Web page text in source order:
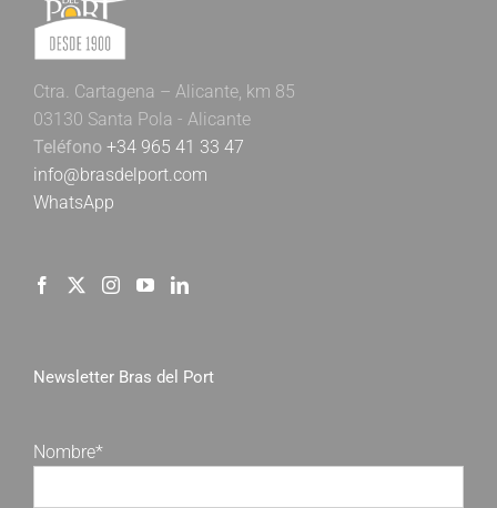
Ctra. Cartagena – Alicante, km 85
03130 Santa Pola - Alicante
Teléfono +34 965 41 33 47
info@brasdelport.com
WhatsApp
Newsletter Bras del Port
Nombre*